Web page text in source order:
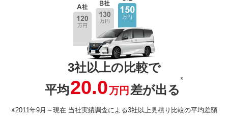
3社以上の比較で
平均20.0万円 差が出る
※
※2011年9月～現在 当社実績調査による3社以上見積り比較の平均差額